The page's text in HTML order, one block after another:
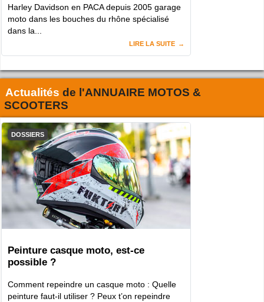
Harley Davidson en PACA depuis 2005 garage
moto dans les bouches du rhône spécialisé
dans la...
LIRE LA SUITE
Actualités de l'ANNUAIRE MOTOS &
SCOOTERS
DOSSIERS
Peinture casque moto, est-ce
possible ?
Comment repeindre un casque moto : Quelle
peinture faut-il utiliser ? Peux t’on repeindre